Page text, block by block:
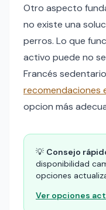
Otro aspecto
no existe una
perros. Lo que
activo puede no
Francés
recomendaciones
opcion más
💡 Consejo
disponibilidad
opciones
Ver opciones